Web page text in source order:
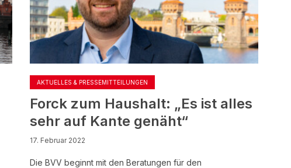
AKTUELLES & PRESSEMITTEILUNGEN
Forck zum Haushalt: „Es ist alles
sehr auf Kante genäht“
17. Februar 2022
Die BVV beginnt mit den Beratungen für den